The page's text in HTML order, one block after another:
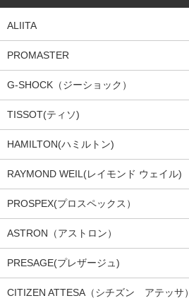
ALIITA
PROMASTER
G-SHOCK（ジーショック）
TISSOT(ティソ)
HAMILTON(ハミルトン)
RAYMOND WEIL(レイモンド ウェイル)
PROSPEX(プロスペックス）
ASTRON（アストロン）
PRESAGE(プレザージュ)
CITIZEN ATTESA（シチズン アテッサ）